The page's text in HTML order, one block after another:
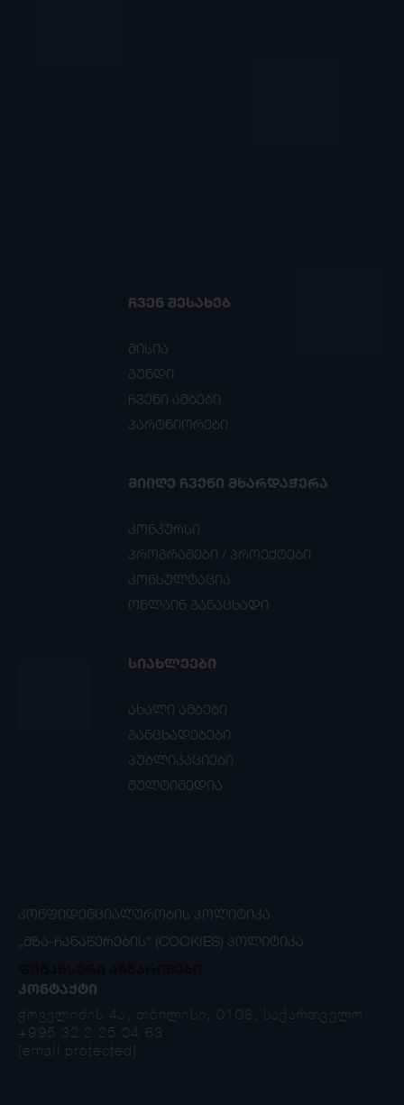
ᲩᲕᲔᲜ ᲨᲔᲡᲐᲮᲔᲑ
მისია
გუნდი
ჩვენი ამბები
პარტნიორები
ᲛᲘᲘᲦᲔ ᲩᲕᲔᲜᲘ ᲛᲮᲐᲠᲓᲐᲭᲔᲠᲐ
კონკურსი
პროგრამები / პროექტები
კონსულტაცია
ონლაინ განაცხადი
ᲡᲘᲐᲮᲚᲔᲔᲑᲘ
ახალი ამბები
განცხადებები
პუბლიკაციები
მულტიმედია
ᲙᲝᲜᲤᲘᲓᲔᲜᲪᲘᲐᲚᲣᲠᲝᲑᲘᲡ ᲞᲝᲚᲘᲢᲘᲙᲐ
„ᲛᲖᲐ-ᲩᲐᲜᲐᲬᲔᲠᲔᲑᲘᲡ“ (COOKIES) ᲞᲝᲚᲘᲢᲘᲙᲐ
ᲙᲝᲜᲢᲐᲥᲢᲘ
ჭოველიძის 4ა, თბილისი, 0108, საქართველო
+995 32 2 25 04 63
[email protected]